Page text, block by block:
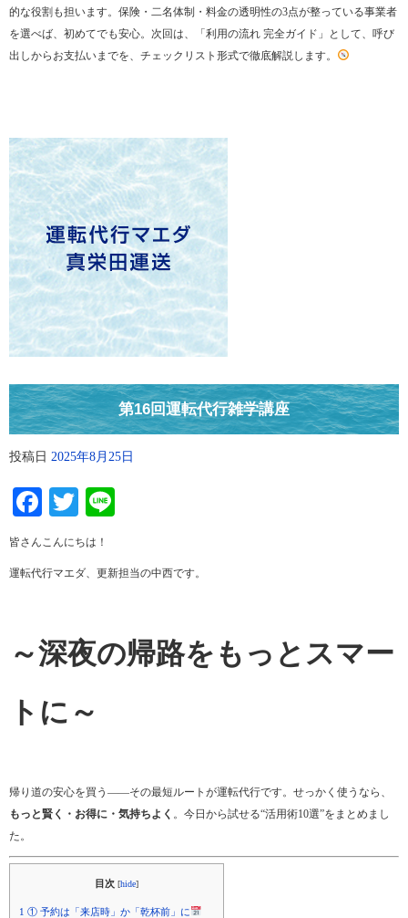
的な役割も担います。保険・二名体制・料金の透明性の3点が整っている事業者
を選べば、初めてでも安心。次回は、「利用の流れ 完全ガイド」として、呼び
出しからお支払いまでを、チェックリスト形式で徹底解説します。
第16回運転代行雑学講座
投稿日 2025年8月25日
Facebook
Twitter
皆さんこんにちは！
運転代行マエダ、更新担当の中西です。
～深夜の帰路をもっとスマー
トに～
帰り道の安心を買う——その最短ルートが運転代行です。せっかく使うなら、
もっと賢く・お得に・気持ちよく 。今日から試せる“活用術10選”をまとめまし
た。
目次 [hide]
1 ① 予約は「来店時」か「乾杯前」に